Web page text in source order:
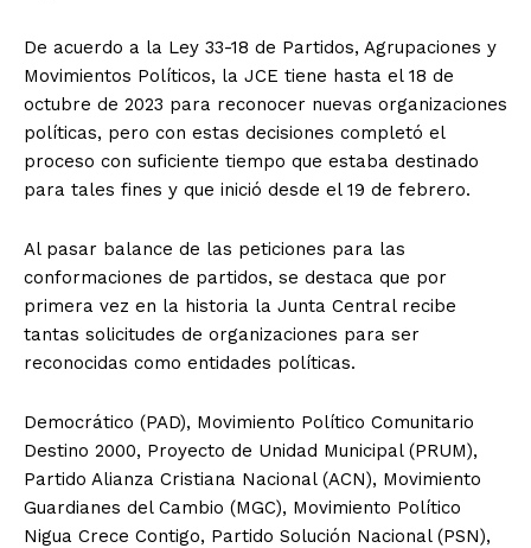
De acuerdo a la Ley 33-18 de Partidos, Agrupaciones y
Movimientos Políticos, la JCE tiene hasta el 18 de
octubre de 2023 para reconocer nuevas organizaciones
políticas, pero con estas decisiones completó el
proceso con suficiente tiempo que estaba destinado
para tales fines y que inició desde el 19 de febrero.
Al pasar balance de las peticiones para las
conformaciones de partidos, se destaca que por
primera vez en la historia la Junta Central recibe
tantas solicitudes de organizaciones para ser
reconocidas como entidades políticas.
Democrático (PAD), Movimiento Político Comunitario
Destino 2000, Proyecto de Unidad Municipal (PRUM),
Partido Alianza Cristiana Nacional (ACN), Movimiento
Guardianes del Cambio (MGC), Movimiento Político
Nigua Crece Contigo, Partido Solución Nacional (PSN),